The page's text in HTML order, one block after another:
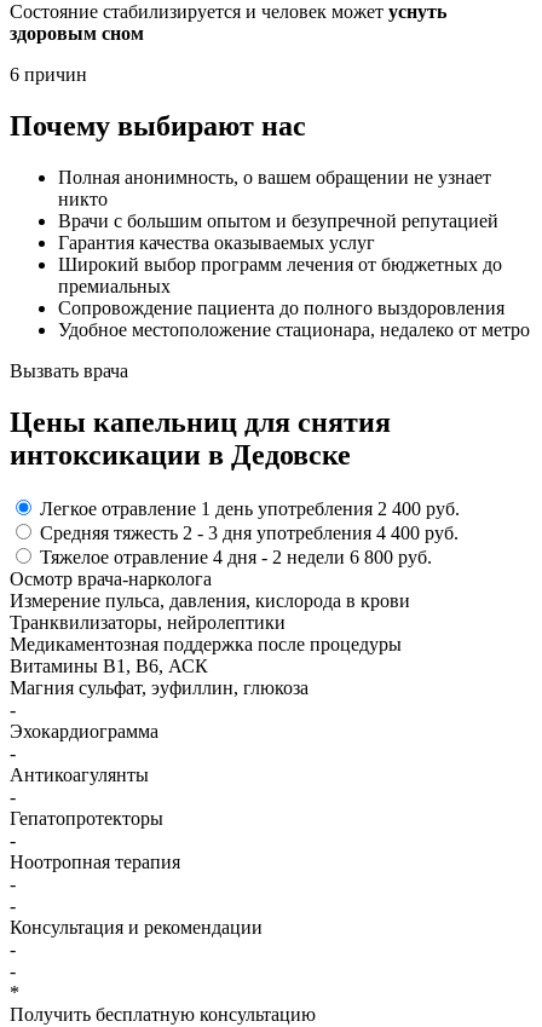
Состояние стабилизируется и человек может уснуть
здоровым сном
6 причин
Почему выбирают нас
Полная анонимность, о вашем обращении не узнает
никто
Врачи с большим опытом и безупречной репутацией
Гарантия качества оказываемых услуг
Широкий выбор программ лечения от бюджетных до
премиальных
Сопровождение пациента до полного выздоровления
Удобное местоположение стационара, недалеко от метро
Вызвать врача
Цены капельниц для снятия
интоксикации в Дедовске
Легкое отравление 1 день употребления 2 400 руб.
Средняя тяжесть 2 - 3 дня употребления 4 400 руб.
Тяжелое отравление 4 дня - 2 недели 6 800 руб.
Осмотр врача-нарколога
Измерение пульса, давления, кислорода в крови
Транквилизаторы, нейролептики
Медикаментозная поддержка после процедуры
Витамины B1, B6, АСК
Магния сульфат, эуфиллин, глюкоза
-
Эхокардиограмма
-
Антикоагулянты
-
Гепатопротекторы
-
Ноотропная терапия
-
-
Консультация и рекомендации
-
-
*
Получить бесплатную консультацию